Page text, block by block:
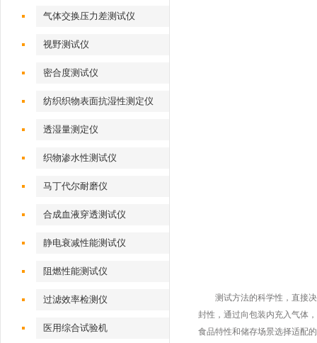
气体交换压力差测试仪
视野测试仪
密合度测试仪
纺织织物表面抗湿性测定仪
透湿量测定仪
织物渗水性测试仪
马丁代尔耐磨仪
合成血液穿透测试仪
静电衰减性能测试仪
阻燃性能测试仪
过滤效率检测仪
医用综合试验机
测试方法的科学性，直接决
封性，通过向包装内充入气体
食品特性和储存场景选择适配